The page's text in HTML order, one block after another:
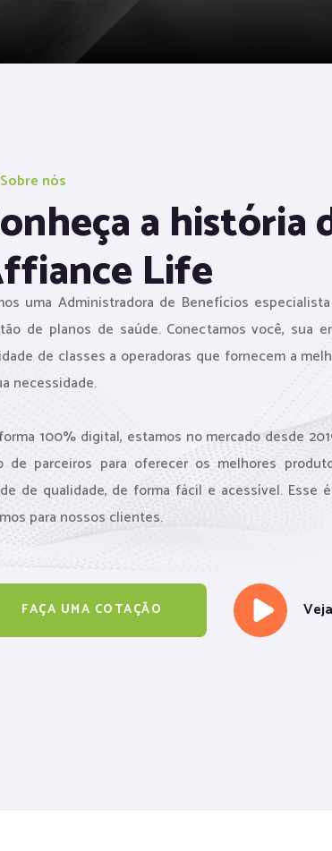
Sobre nós
a história
Life
uma Administradora de Benefícios
de planos de saúde. Conectamos você, sua
de classes a operadoras que fornecem a
necessidade.
100% digital, estamos no mercado desde
de parceiros para oferecer os melhores
de qualidade, de forma fácil e acessível. Esse
para nossos clientes.
FAÇA UMA COTAÇÃO